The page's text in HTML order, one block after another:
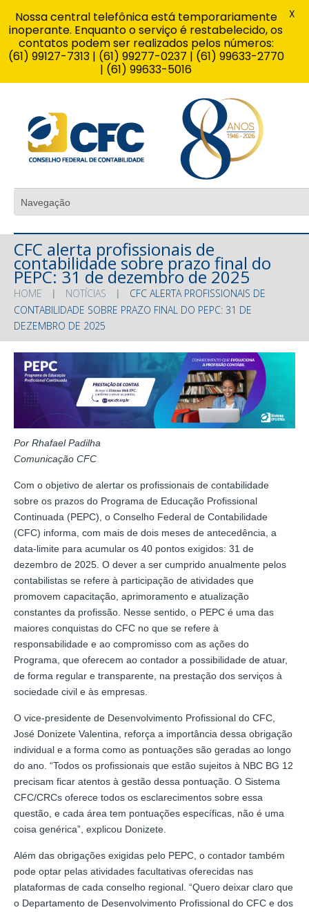
CFC alerta profissionais de
contabilidade sobre prazo final do
PEPC: 31 de dezembro de 2025
HOME NOTÍCIAS
CFC ALERTA PROFISSIONAIS DE
CONTABILIDADE SOBRE PRAZO FINAL DO PEPC: 31 DE
DEZEMBRO DE 2025
Por Rhafael Padilha
Comunicação CFC
Com o objetivo de alertar os profissionais de contabilidade
sobre os prazos do Programa de Educação Profissional
Continuada (PEPC), o Conselho Federal de Contabilidade
(CFC) informa, com mais de dois meses de antecedência, a
data-limite para acumular os 40 pontos exigidos: 31 de
dezembro de 2025. O dever a ser cumprido anualmente pelos
contabilistas se refere à participação de atividades que
promovem capacitação, aprimoramento e atualização
constantes da profissão. Nesse sentido, o PEPC é uma das
maiores conquistas do CFC no que se refere à
responsabilidade e ao compromisso com as ações do
Programa, que oferecem ao contador a possibilidade de atuar,
de forma regular e transparente, na prestação dos serviços à
sociedade civil e às empresas.
O vice-presidente de Desenvolvimento Profissional do CFC,
José Donizete Valentina, reforça a importância dessa obrigação
individual e a forma como as pontuações são geradas ao longo
do ano. “Todos os profissionais que estão sujeitos à NBC BG 12
precisam ficar atentos à gestão dessa pontuação. O Sistema
CFC/CRCs oferece todos os esclarecimentos sobre essa
questão, e cada área tem pontuações específicas, não é uma
coisa genérica”, explicou Donizete.
Além das obrigações exigidas pelo PEPC, o contador também
pode optar pelas atividades facultativas oferecidas nas
plataformas de cada conselho regional. “Quero deixar claro que
o Departamento de Desenvolvimento Profissional do CFC e dos
Nossa central telefônica está temporariamente
inoperante. Enquanto o serviço é restabelecido, os
contatos podem ser realizados pelos números:
(61) 99127-7313 | (61) 99277-0237 | (61) 99633-2770
| (61) 99633-5016
X